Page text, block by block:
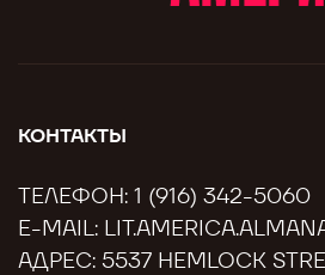
КОНТАКТЫ
ТЕЛЕФОН: 1 (916) 342-5060
E-MAIL:
АДРЕС: 5537 HEMLOCK